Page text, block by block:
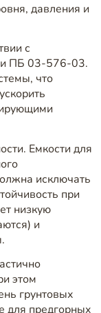
давления и
с
ПБ 03-576-03.
что
Емкости для
исключать
при
низкую
и
этом
грунтовых
для предгорных